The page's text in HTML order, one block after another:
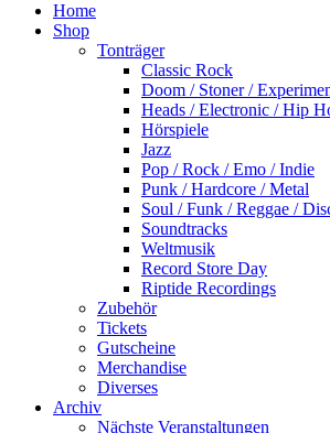
Home
Shop
Tonträger
Classic Rock
Doom / Stoner /
Heads / Electronic / Hip
Hörspiele
Jazz
Pop / Rock / Emo / Indie
Punk / Hardcore / Metal
Soul / Funk / Reggae /
Soundtracks
Weltmusik
Record Store Day
Riptide Recordings
Zubehör
Tickets
Gutscheine
Merchandise
Diverses
Archiv
Nächste Veranstaltungen